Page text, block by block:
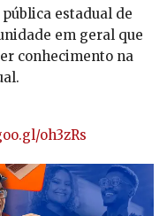
estadual de
em geral que
conhecimento na
oh3zRs